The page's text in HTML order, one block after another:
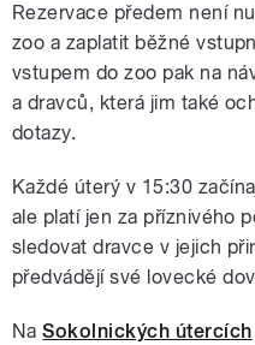
Rezervace předem není
zoo a zaplatit běžné
vstupem do zoo pak na
a dravců, která jim také
dotazy.
Každé úterý v 15:30
ale platí jen za příznivého
sledovat dravce v jejich
předvádějí své lovecké
NaSokolnických útercích